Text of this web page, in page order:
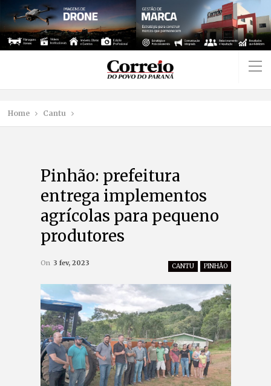
Home Cantu
Pinhão: prefeitura
entrega implementos
agrícolas para pequeno
produtores
CANTU PINHÃO
On 3 fev, 2023